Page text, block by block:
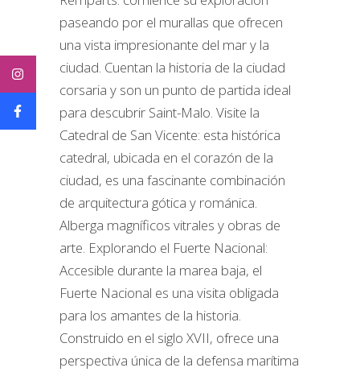
paseando por el murallas que ofrecen
una vista impresionante del mar y la
ciudad. Cuentan la historia de la ciudad
corsaria y son un punto de partida ideal
para descubrir Saint-Malo. Visite la
Catedral de San Vicente: esta histórica
catedral, ubicada en el corazón de la
ciudad, es una fascinante combinación
de arquitectura gótica y románica.
Alberga magníficos vitrales y obras de
arte. Explorando el Fuerte Nacional:
Accesible durante la marea baja, el
Fuerte Nacional es una visita obligada
para los amantes de la historia.
Construido en el siglo XVII, ofrece una
perspectiva única de la defensa marítima